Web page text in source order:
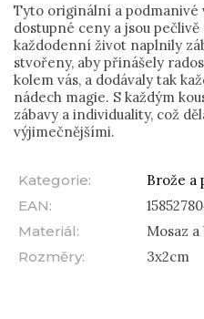
Tyto originální a podmanivé
dostupné ceny a jsou
každodenní život naplnily
stvořeny, aby přinášely
kolem vás, a dodávaly tak
nádech magie. S každým
zábavy a individuality, což
výjimečnějšími.
Kategorie:
Brože a
EAN:
Materiál:
Mosaz
Rozměry: 3x2cm